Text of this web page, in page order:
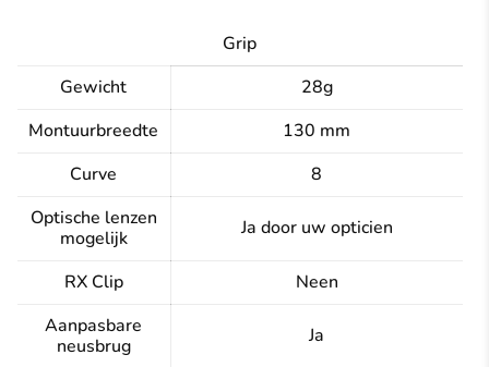
Grip
Gewicht
28g
Montuurbreedte
130 mm
Curve
8
Optische lenzen
mogelijk
Ja door uw opticien
RX Clip
Neen
Aanpasbare
neusbrug
Ja